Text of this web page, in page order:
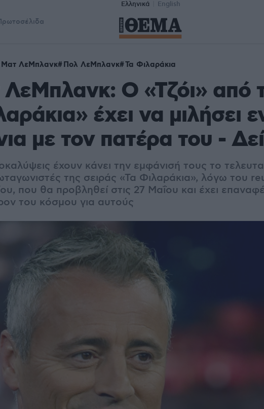
Ελληνικά English
Ματ ΛεΜπλανκ Πολ ΛεΜπλανκ Τα Φιλαράκια
Ο «Τζόι» από
έχει να μιλήσει
με τον πατέρα του -
έχουν κάνει την εμφάνισή τους το
της σειράς «Τα Φιλαράκια», λόγω του
που θα προβληθεί στις 27 Μαΐου και έχει
του κόσμου για αυτούς